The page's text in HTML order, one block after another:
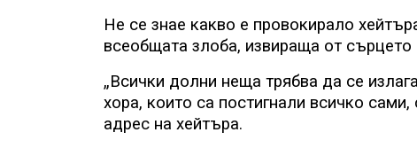
Не се знае какво е провокирало
всеобщата злоба, извираща от сърцето
„Всички долни неща трябва да се
хора, които са постигнали всичко
адрес на хейтъра.